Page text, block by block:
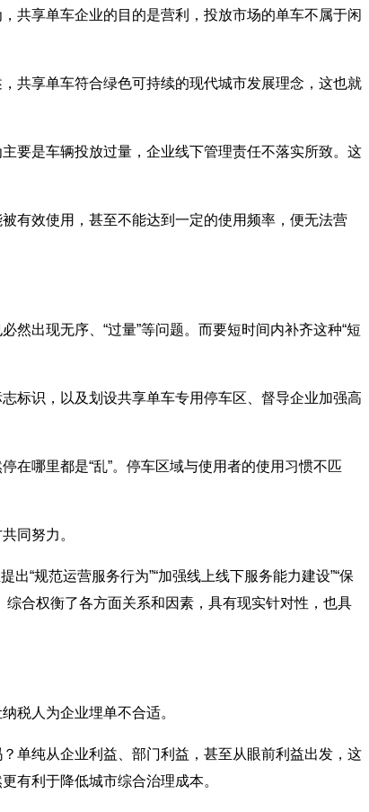
享单车企业的目的是营利，投放市场的单车不属于闲
享单车符合绿色可持续的现代城市发展理念，这也就
是车辆投放过量，企业线下管理责任不落实所致。这
有效使用，甚至不能达到一定的使用频率，便无法营
出现无序、“过量”等问题。而要短时间内补齐这种“短
识，以及划设共享单车专用停车区、督导企业加强高
哪里都是“乱”。停车区域与使用者的使用习惯不匹
同努力。
“规范运营服务行为”“加强线上线下服务能力建设”“保
合权衡了各方面关系和因素，具有现实针对性，也具
税人为企业埋单不合适。
纯从企业利益、部门利益，甚至从眼前利益出发，这
有利于降低城市综合治理成本。